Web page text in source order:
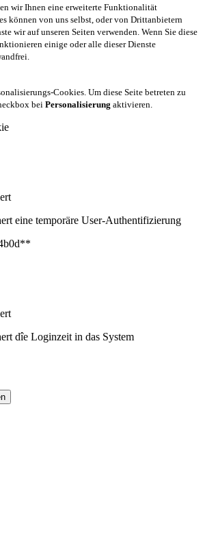
wir Ihnen eine erweiterte Funktionalität
können von uns selbst, oder von Drittanbietern
wir auf unseren Seiten verwenden. Wenn Sie diese
einige oder alle dieser Dienste
Cookies. Um diese Seite betreten zu
bei Personalisierung aktivieren.
eine temporäre User-Authentifizierung
dîe Loginzeit in das System